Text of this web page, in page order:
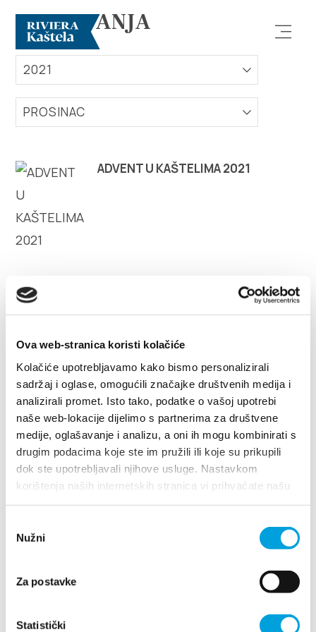
Ova web-stranica koristi kolačiće
Kolačiće upotrebljavamo kako bismo personalizirali
sadržaj i oglase, omogućili značajke društvenih medija i
analizirali promet. Isto tako, podatke o vašoj upotrebi
naše web-lokacije dijelimo s partnerima za društvene
medije, oglašavanje i analizu, a oni ih mogu kombinirati s
drugim podacima koje ste im pružili ili koje su prikupili
dok ste upotrebljavali njihove usluge. Nastavkom
korištenja naših internetskih stranica vi prihvaćate našu
pristanka
Nužni
Za postavke
Statistički
Istraži
Destinacija
Što raditi
Multimedija
Turistički ured
Safe in Dalmatia
hr
DOGAĐANJA
2021
PROSINAC
ADVENT U KAŠTELIMA 2021
Villa Nika, Kamberovo šetalište 30
21216 Kaštel Stari, Hrvatska
Upute
+385 21 227 933
info@kastela-info.hr
Istraži